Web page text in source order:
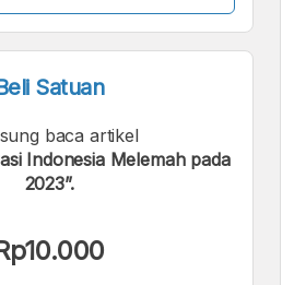
Satuan
baca artikel
Indonesia Melemah pada
2023”.